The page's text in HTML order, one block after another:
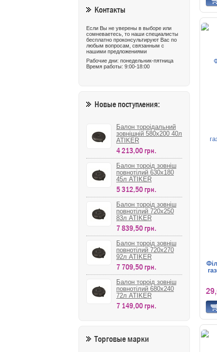
Контакты
Если Вы не уверены в выборе или
сомневаетесь, то наши специалисты
бесплатно проконсультируют Вас по
любым вопросам, связанным с
нашими предложениями
Рабочие дни: понедельник-пятница
Время работы: 9:00-18:00
Новые поступления:
Балон тороідальний
зовнішній 580х200 40л
ATIKER
4 213,00 грн.
Балон тороід зовніш
повнотілий 630х180
45л ATIKER
5 312,50 грн.
Балон тороід зовніш
повнотілий 720х250
83л ATIKER
7 839,50 грн.
Балон тороід зовніш
повнотілий 720х270
92л ATIKER
7 709,50 грн.
Балон тороід зовніш
повнотілий 680х240
72л ATIKER
7 149,00 грн.
Торговые марки